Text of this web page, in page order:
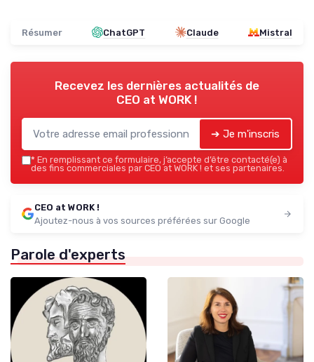
Résumer ChatGPT Claude Mistral
Recevez les dernières actualités de
CEO at WORK !
➔ Je m'inscris
* En remplissant ce formulaire, j’accepte d’être contacté(e) à
des fins commerciales par CEO at WORK ! et ses partenaires.
CEO at WORK !
Ajoutez-nous à vos sources préférées sur Google
Parole d'experts